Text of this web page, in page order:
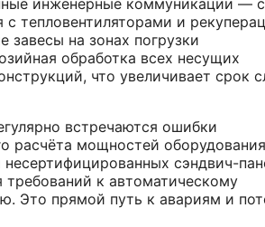
с тепловентиляторами и
завесы на зонах погрузки
обработка всех несущих
что увеличивает срок
встречаются ошибки
расчёта мощностей
несертифицированных сэндвич-
требований к автоматическому
Это прямой путь к авариям и